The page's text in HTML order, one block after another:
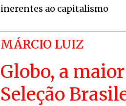
inerentes ao capitalismo
MÁRCIO LUIZ
Globo, a
Seleção